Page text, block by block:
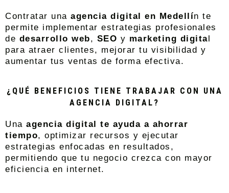
Contratar una agencia digital en Medellín te
permite implementar estrategias profesionales
de desarrollo web, SEO y marketing digital
para atraer clientes, mejorar tu visibilidad y
aumentar tus ventas de forma efectiva.
¿QUÉ BENEFICIOS TIENE TRABAJAR CON UNA
AGENCIA DIGITAL?
Una agencia digital te ayuda a ahorrar
tiempo, optimizar recursos y ejecutar
estrategias enfocadas en resultados,
permitiendo que tu negocio crezca con mayor
eficiencia en internet.